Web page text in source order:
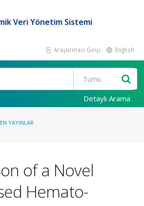
Veri Yönetim Sistemi
Araştırmacı Girişi English
Detaylı Arama
YAYINLAR
of a Novel
Hemato-